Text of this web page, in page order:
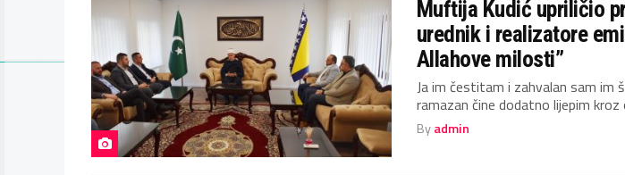
Muftija Kudić upriličio
urednik i realizatore
Allahove milosti”
Ja im čestitam i zahvalan sam im
ramazan čine dodatno lijepim kroz
Byadmin